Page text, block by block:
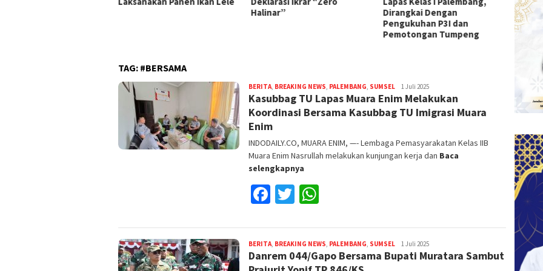
Dirangkai Dengan
Binaan Lapas Sekayu
TAG: #BERSAMA
BERITA, BREAKING NEWS, PALEMBANG, SUMSEL Reza
Fajri
1 Juli 2025
Kasubbag TU Lapas Muara Enim Melakukan
Koordinasi Bersama Kasubbag TU Imigrasi Muara
Enim
INDODAILY.CO, MUARA ENIM, —- Lembaga Pemasyarakatan Kelas IIB
Muara Enim Nasrullah melakukan kunjungan kerja dan Baca
selengkapnya
Facebook
Twitter
BERITA, BREAKING NEWS, PALEMBANG, SUMSEL Reza
Fajri
1 Juli 2025
Danrem 044/Gapo Bersama Bupati Muratara Sambut